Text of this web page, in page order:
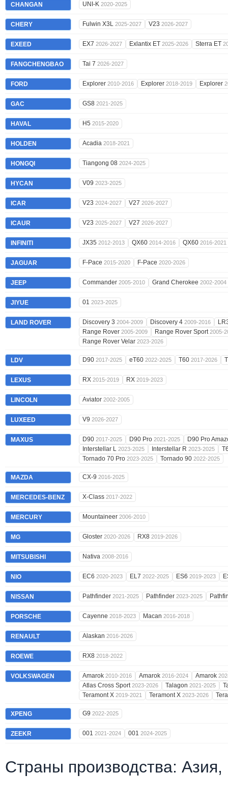
CHANGAN UNI-K 2020-2025
CHERY Fulwin X3L 2025-2027 V23 2026-2027
EXEED EX7 2026-2027 Exlantix ET 2025-2026 Sterra ET
FANGCHENGBAO Tai 7 2026-2027
FORD Explorer 2010-2016 Explorer 2018-2019 Explorer
GAC GS8 2021-2025
HAVAL H5 2015-2020
HOLDEN Acadia 2018-2021
HONGQI Tiangong 08 2024-2025
HYCAN V09 2023-2025
ICAR V23 2024-2027 V27 2026-2027
ICAUR V23 2025-2027 V27 2026-2027
INFINITI JX35 2012-2013 QX60 2014-2016 QX60 2016-2021
JAGUAR F-Pace 2015-2020 F-Pace 2020-2026
JEEP Commander 2005-2010 Grand Cherokee 2002-2004
JIYUE 01 2023-2025
LAND ROVER Discovery 3 2004-2009 Discovery 4 2009-2016
Range Rover 2005-2009 Range Rover Sport2005-
Range Rover Velar 2023-2026
LDV D90 2017-2025 eT60 2022-2025 T60 2017-2026
LEXUS RX 2015-2019 RX 2019-2023
LINCOLN Aviator 2002-2005
LUXEED V9 2026-2027
MAXUS D90 2017-2025 D90 Pro 2021-2025
D90 Pro
Interstellar L 2023-2025 Interstellar R 2023-2025
Tornado 70 Pro 2023-2025 Tornado 90 2022-2025
MAZDA CX-9 2016-2025
MERCEDES-BENZ X-Class 2017-2022
MERCURY Mountaineer 2006-2010
MG Gloster 2020-2026 RX8 2019-2026
MITSUBISHI Nativa 2008-2016
NIO EC6 2020-2023 EL7 2022-2025 ES6 2019-2023
NISSAN Pathfinder 2021-2025 Pathfinder 2023-2025
PORSCHE Cayenne 2018-2023 Macan 2016-2018
RENAULT Alaskan 2016-2026
ROEWE RX8 2018-2022
VOLKSWAGEN Amarok 2010-2016 Amarok 2016-2024 Amarok
Atlas Cross Sport2023-2026 Talagon 2021-2025
Teramont X 2019-2021 Teramont X 2023-2026
XPENG G9 2022-2025
ZEEKR 001 2021-2024 001 2024-2025
Страны производства: Азия,